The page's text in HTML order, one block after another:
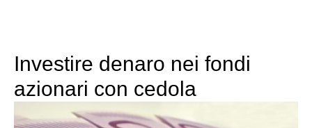
Investire denaro nei fondi
azionari con cedola